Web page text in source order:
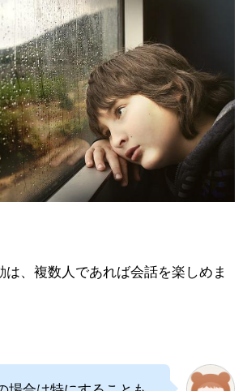
、複数人であれば会話を楽しめま